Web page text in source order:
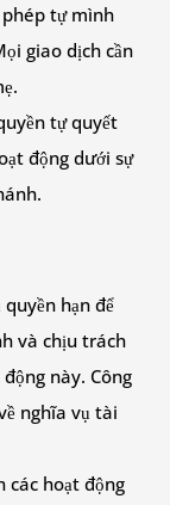
phép tự mình
giao dịch cần
tự quyết
động dưới sự
quyền hạn để
và chịu trách
này. Công
nghĩa vụ tài
các hoạt động